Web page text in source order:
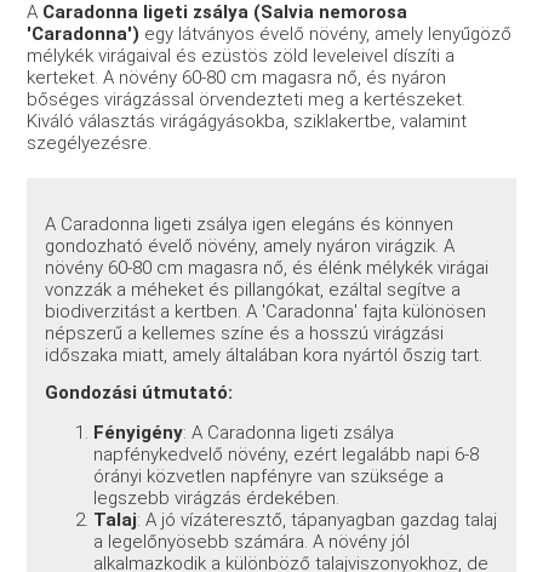
A Caradonna ligeti zsálya (Salvia nemorosa
'Caradonna') egy látványos évelő növény, amely lenyűgöző
mélykék virágaival és ezüstös zöld leveleivel díszíti a
kerteket. A növény 60-80 cm magasra nő, és nyáron
bőséges virágzással örvendezteti meg a kertészeket.
Kiváló választás virágágyásokba, sziklakertbe, valamint
szegélyezésre.
A Caradonna ligeti zsálya igen elegáns és könnyen
gondozható évelő növény, amely nyáron virágzik. A
növény 60-80 cm magasra nő, és élénk mélykék virágai
vonzzák a méheket és pillangókat, ezáltal segítve a
biodiverzitást a kertben. A 'Caradonna' fajta különösen
népszerű a kellemes színe és a hosszú virágzási
időszaka miatt, amely általában kora nyártól őszig tart.
Gondozási útmutató:
Fényigény: A Caradonna ligeti zsálya
napfénykedvelő növény, ezért legalább napi 6-8
órányi közvetlen napfényre van szüksége a
legszebb virágzás érdekében.
Talaj: A jó vízáteresztő, tápanyagban gazdag talaj
a legelőnyösebb számára. A növény jól
alkalmazkodik a különböző talajviszonyokhoz, de